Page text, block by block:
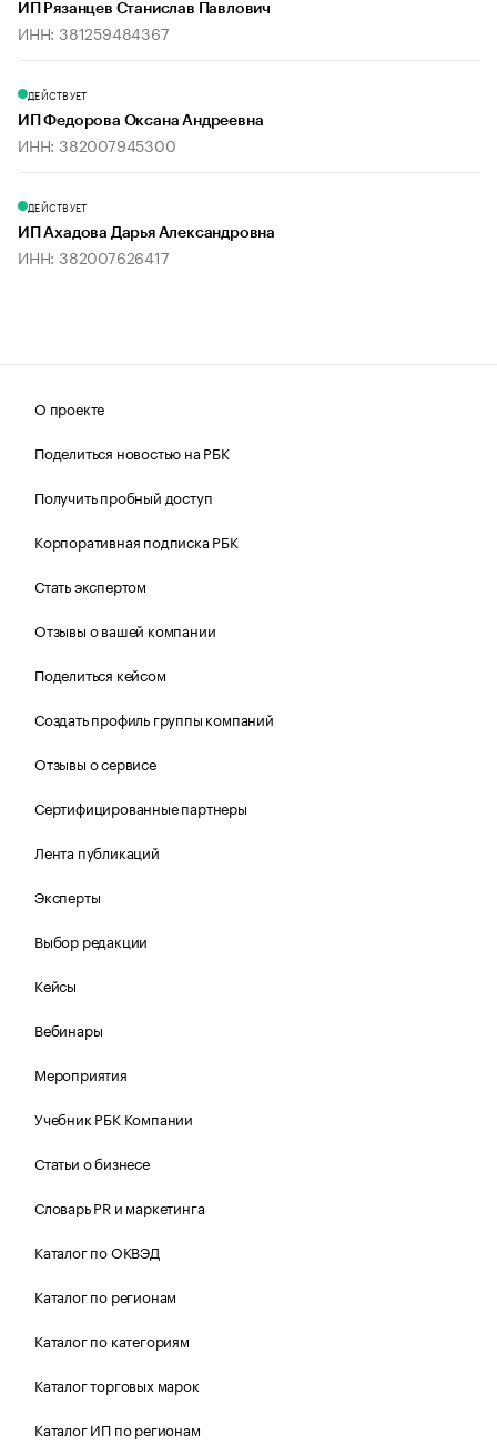
ИП Рязанцев Станислав Павлович
ИНН: 381259484367
ДЕЙСТВУЕТ
ИП Федорова Оксана Андреевна
ИНН: 382007945300
ДЕЙСТВУЕТ
ИП Ахадова Дарья Александровна
ИНН: 382007626417
О проекте
Поделиться новостью на РБК
Получить пробный доступ
Корпоративная подписка РБК
Стать экспертом
Отзывы о вашей компании
Поделиться кейсом
Создать профиль группы компаний
Отзывы о сервисе
Сертифицированные партнеры
Лента публикаций
Эксперты
Выбор редакции
Кейсы
Вебинары
Мероприятия
Учебник РБК Компании
Статьи о бизнесе
Словарь PR и маркетинга
Каталог по ОКВЭД
Каталог по регионам
Каталог по категориям
Каталог торговых марок
Каталог ИП по регионам